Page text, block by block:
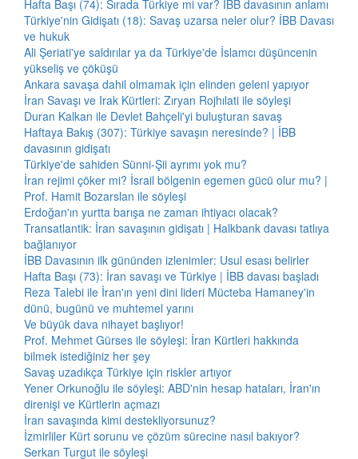
Hafta Başı (74): Sırada Türkiye mi var? İBB davasının anlamı
Türkiye'nin Gidişatı (18): Savaş uzarsa neler olur? İBB Davası
ve hukuk
Ali Şeriati'ye saldırılar ya da Türkiye'de İslamcı düşüncenin
yükseliş ve çöküşü
Ankara savaşa dahil olmamak için elinden geleni yapıyor
İran Savaşı ve Irak Kürtleri: Zıryan Rojhılati ile söyleşi
Duran Kalkan ile Devlet Bahçeli'yi buluşturan savaş
Haftaya Bakış (307): Türkiye savaşın neresinde? | İBB
davasının gidişatı
Türkiye'de sahiden Sünni-Şii ayrımı yok mu?
İran rejimi çöker mi? İsrail bölgenin egemen gücü olur mu? |
Prof. Hamit Bozarslan ile söyleşi
Erdoğan'ın yurtta barışa ne zaman ihtiyacı olacak?
Transatlantik: İran savaşının gidişatı | Halkbank davası tatlıya
bağlanıyor
İBB Davasının ilk gününden izlenimler: Usul esası belirler
Hafta Başı (73): İran savaşı ve Türkiye | İBB davası başladı
Reza Talebi ile İran'ın yeni dini lideri Mücteba Hamaney'in
dünü, bugünü ve muhtemel yarını
Ve büyük dava nihayet başlıyor!
Prof. Mehmet Gürses ile söyleşi: İran Kürtleri hakkında
bilmek istediğiniz her şey
Savaş uzadıkça Türkiye için riskler artıyor
Yener Orkunoğlu ile söyleşi: ABD'nin hesap hataları, İran'ın
direnişi ve Kürtlerin açmazı
İran savaşında kimi destekliyorsunuz?
İzmirliler Kürt sorunu ve çözüm sürecine nasıl bakıyor?
Serkan Turgut ile söyleşi